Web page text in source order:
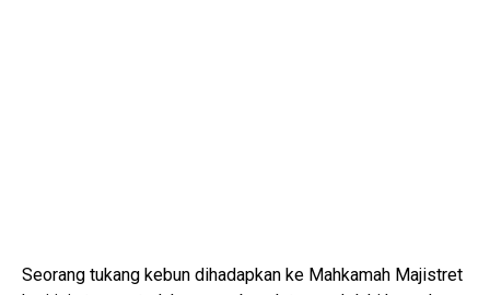
Seorang tukang kebun dihadapkan ke Mahkamah Majistret